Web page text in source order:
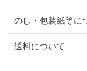
のし・包装紙等に
送料について